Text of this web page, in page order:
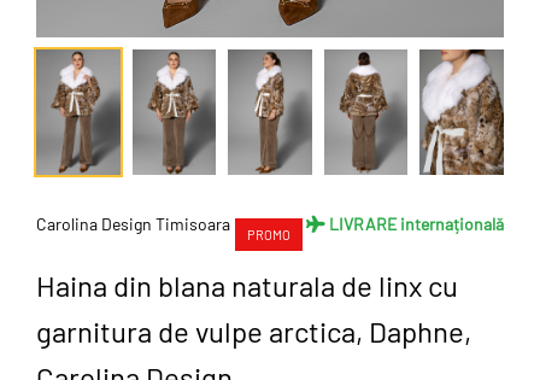
Carolina Design Timisoara
PROMO
LIVRARE internațională
Haina din blana naturala de linx cu
garnitura de vulpe arctica, Daphne,